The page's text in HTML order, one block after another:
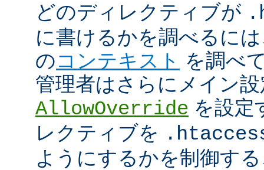
どのディレクティブが
に書けるかを調べるに
のコンテキスト を調べ
管理者はさらにメイン
AllowOverride を設定
レクティブを
ようにするかを制御す